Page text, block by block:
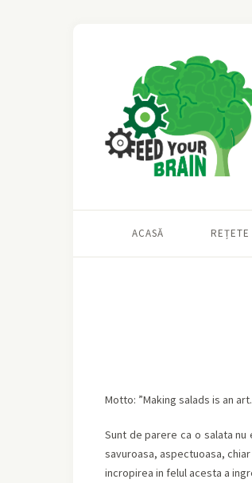
ACASĂ REȚETE
Motto: ”Making salads is an
Sunt de parere ca o salata
savuroasa, aspectuoasa,
incropirea in felul acesta a